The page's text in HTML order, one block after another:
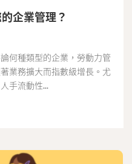
企業管理？
何種類型的企業，勞動力管
業務擴大而指數級增長。尤
手流動性...